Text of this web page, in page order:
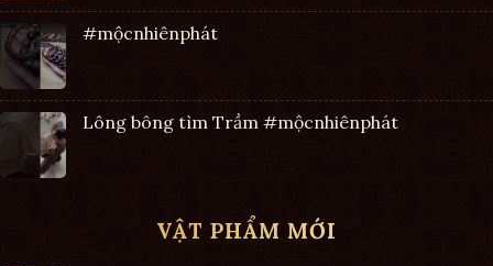
#mộcnhiênphát
Lông bông tìm Trầm #mộcnhiênphát
VẬT PHẨM MỚI